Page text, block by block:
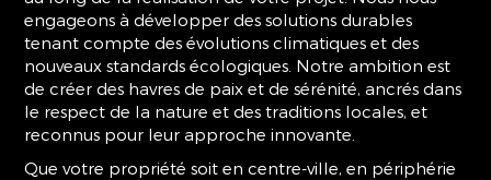
engageons à développer des solutions durables
tenant compte des évolutions climatiques et des
nouveaux standards écologiques. Notre ambition est
de créer des havres de paix et de sérénité, ancrés dans
le respect de la nature et des traditions locales, et
reconnus pour leur approche innovante.
Que votre propriété soit en centre-ville, en périphérie